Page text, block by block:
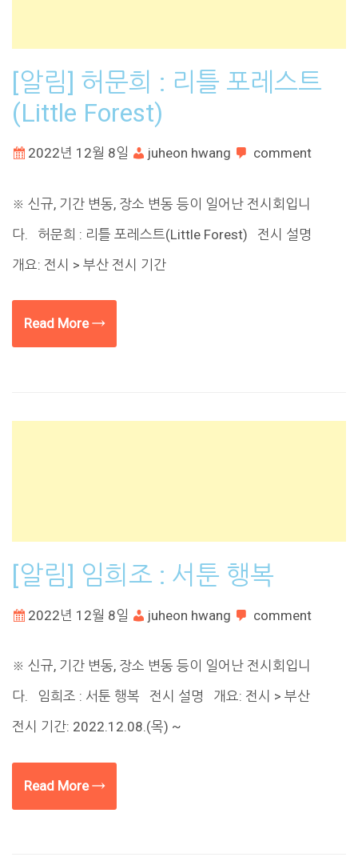
[알림] 허문희 : 리틀 포레스트
(Little Forest)
2022년 12월 8일 juheon hwang comment
※ 신규, 기간 변동, 장소 변동 등이 일어난 전시회입니
다. 허문희 : 리틀 포레스트(Little Forest) 전시 설명
개요: 전시 > 부산 전시 기간
Read More →
[알림] 임희조 : 서툰 행복
2022년 12월 8일 juheon hwang comment
※ 신규, 기간 변동, 장소 변동 등이 일어난 전시회입니
다. 임희조 : 서툰 행복 전시 설명 개요: 전시 > 부산
전시 기간: 2022.12.08.(목) ~
Read More →